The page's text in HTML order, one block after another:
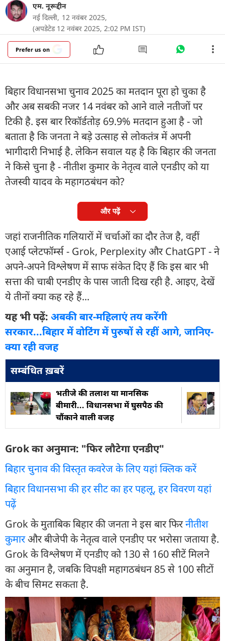
एम. नूरूद्दीन
नई दिल्ली, 12 नवंबर 2025,
(अपडेटेड 12 नवंबर 2025, 2:02 PM IST)
Prefer us on
बिहार विधानसभा चुनाव 2025 का मतदान पूरा हो चुका है
और अब सबकी नजर 14 नवंबर को आने वाले नतीजों पर
टिकी है. इस बार रिकॉर्डतोड़ 69.9% मतदान हुआ है - जो
बताता है कि जनता ने बड़े उत्साह से लोकतंत्र में अपनी
भागीदारी निभाई है. लेकिन सवाल यह है कि बिहार की जनता
ने किसे चुना है - नीतीश कुमार के नेतृत्व वाले एनडीए को या
तेजस्वी यादव के महागठबंधन को?
और पढ़ें
जहां राजनीतिक गलियारों में चर्चाओं का दौर तेज है, वहीं
एआई प्लेटफॉर्म्स - Grok, Perplexity और ChatGPT - ने
अपने-अपने विश्लेषण में साफ संकेत दिए हैं कि इस बार भी
सत्ता की चाबी एनडीए के पास जाती दिख रही है. आइए, देखें
ये तीनों क्या कह रहे हैं...
यह भी पढ़ें: अबकी बार-मह‍िलाएं तय करेंगी
सरकार...बिहार में वोट‍िंग में पुरुषों से रहीं आगे, जानिए-
क्या रही वजह
सम्बंधित ख़बरें
भतीजे की तलाश या मानसिक
बीमारी... विधानसभा में घुसपैठ की
चौंकाने वाली वजह
Grok का अनुमान: "फिर लौटेगा एनडीए"
बिहार चुनाव की विस्तृत कवरेज के लिए यहां क्लिक करें
बिहार विधानसभा की हर सीट का हर पहलू, हर विवरण यहां
पढ़ें
Grok के मुताबिक बिहार की जनता ने इस बार फिरनीतीश
कुमारऔर बीजेपी के नेतृत्व वाले एनडीए पर भरोसा जताया है.
Grok के विश्लेषण में एनडीए को 130 से 160 सीटें मिलने
का अनुमान है, जबकि विपक्षी महागठबंधन 85 से 100 सीटों
के बीच सिमट सकता है.